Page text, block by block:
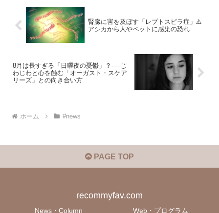
腎臓に害を及ぼす「レプトスピラ症」⚠️
アシカから人やペットに感染の恐れ
8月は長すぎる「日曜夜の憂鬱」？──じ
わじわと心を蝕む「オーガスト・スケア
リーズ」との向き合い方
ホーム #news
PAGE TOP
recommyfav.com
News・Column Web・プログラム